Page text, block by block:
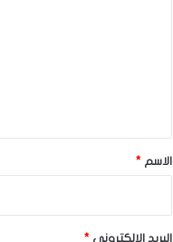
*
الاسم *
البريد الإلكتروني *